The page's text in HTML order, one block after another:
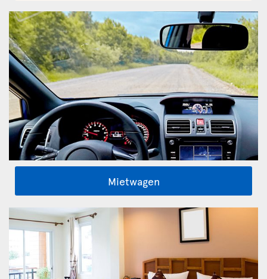
Mietwagen